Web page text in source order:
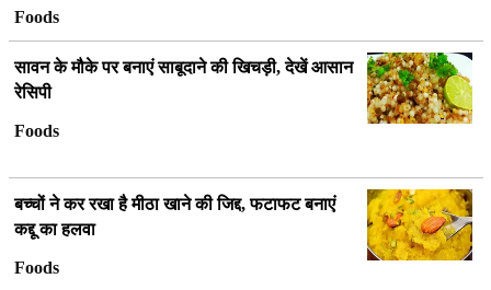
Foods
सावन के मौके पर बनाएं साबूदाने की खिचड़ी, देखें आसान
रेसिपी
Foods
बच्चों ने कर रखा है मीठा खाने की जिद्द, फटाफट बनाएं
कद्दू का हलवा
Foods